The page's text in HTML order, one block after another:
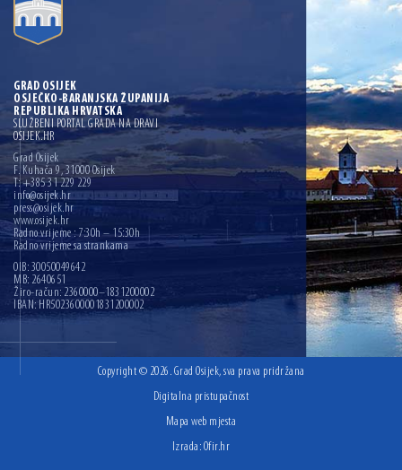
GRAD OSIJEK
OSJEČKO-BARANJSKA ŽUPANIJA
REPUBLIKA HRVATSKA
SLUŽBENI PORTAL GRADA NA DRAVI
OSIJEK.HR
Grad Osijek
F. Kuhača 9, 31000 Osijek
T: +385 31 229 229
info@osijek.hr
press@osijek.hr
www.osijek.hr
Radno vrijeme : 7:30h – 15:30h
Radno vrijeme sa strankama
OIB: 30050049642
MB: 2640651
Žiro-račun: 2360000–1831200002
IBAN: HR5023600001831200002
Copyright © 2026. Grad Osijek, sva prava pridržana
Digitalna pristupačnost
Mapa web mjesta
Izrada: Ofir.hr